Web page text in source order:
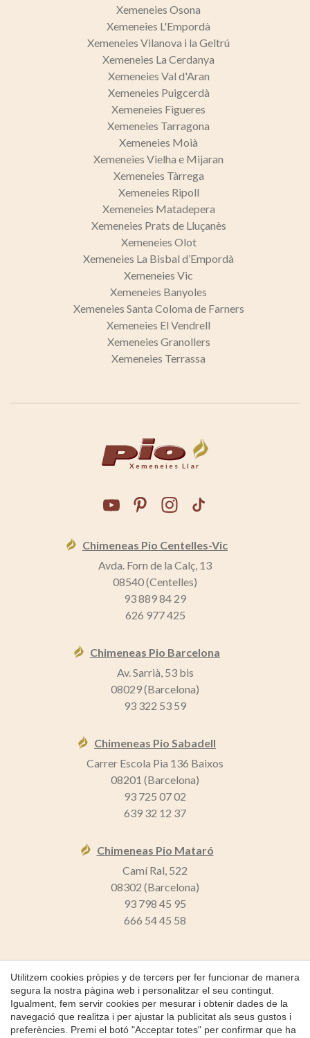
Xemeneies Osona
Xemeneies L'Empordà
Xemeneies Vilanova i la Geltrú
Xemeneies La Cerdanya
Xemeneies Val d'Aran
Xemeneies Puigcerdà
Xemeneies Figueres
Xemeneies Tarragona
Xemeneies Moià
Xemeneies Vielha e Mijaran
Xemeneies Tàrrega
Xemeneies Ripoll
Xemeneies Matadepera
Xemeneies Prats de Lluçanès
Xemeneies Olot
Xemeneies La Bisbal d’Empordà
Xemeneies Vic
Xemeneies Banyoles
Xemeneies Santa Coloma de Farners
Xemeneies El Vendrell
Xemeneies Granollers
Xemeneies Terrassa
Xemeneies Llar
Chimeneas Pio Centelles-Vic
Avda. Forn de la Calç, 13
08540 (Centelles)
93 889 84 29
626 977 425
Chimeneas Pio Barcelona
Av. Sarrià, 53 bis
08029 (Barcelona)
93 322 53 59
Chimeneas Pio Sabadell
Carrer Escola Pia 136 Baixos
08201 (Barcelona)
93 725 07 02
639 32 12 37
Chimeneas Pio Mataró
Camí Ral, 522
08302 (Barcelona)
93 798 45 95
666 54 45 58
Copyright 2026 © Chimeneas Pio
Inici
Utilitzem cookies pròpies y de tercers per fer funcionar de manera
segura la nostra pàgina web i personalitzar el seu contingut.
Igualment, fem servir cookies per mesurar i obtenir dades de la
navegació que realitza i per ajustar la publicitat als seus gustos i
preferències. Premi el botó "Acceptar totes" per confirmar que ha